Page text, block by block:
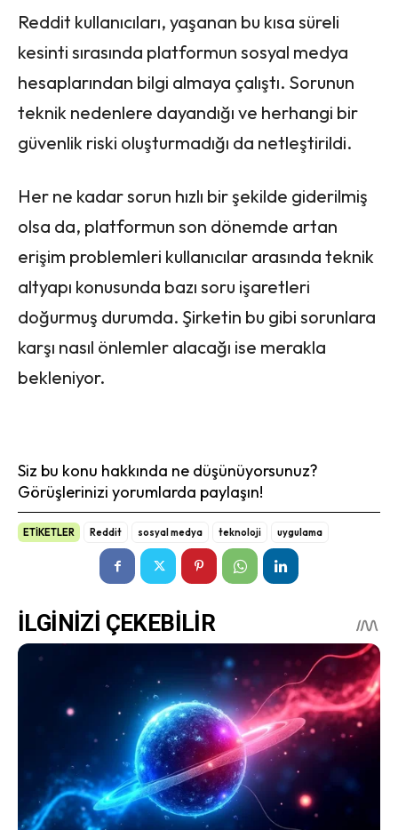
Reddit kullanıcıları, yaşanan bu kısa süreli
kesinti sırasında platformun sosyal medya
hesaplarından bilgi almaya çalıştı. Sorunun
teknik nedenlere dayandığı ve herhangi bir
güvenlik riski oluşturmadığı da netleştirildi.
Her ne kadar sorun hızlı bir şekilde giderilmiş
olsa da, platformun son dönemde artan
erişim problemleri kullanıcılar arasında teknik
altyapı konusunda bazı soru işaretleri
doğurmuş durumda. Şirketin bu gibi sorunlara
karşı nasıl önlemler alacağı ise merakla
bekleniyor.
Siz bu konu hakkında ne düşünüyorsunuz?
Görüşlerinizi yorumlarda paylaşın!
ETİKETLER Reddit sosyal medya teknoloji uygulama